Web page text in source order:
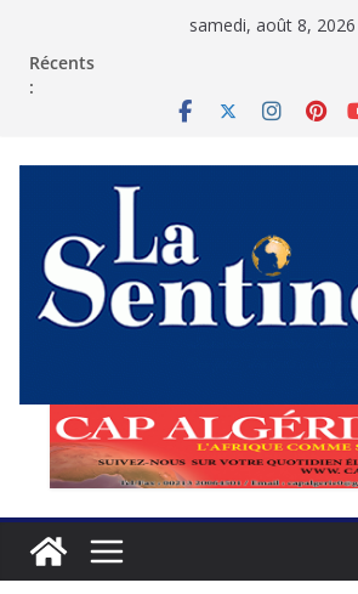
samedi, août 8, 2026
Récents
: